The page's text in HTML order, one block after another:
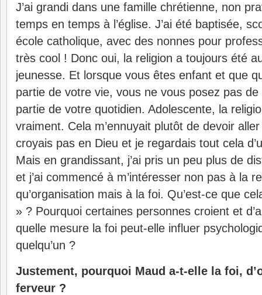
J’ai grandi dans une famille chrétienne, non
temps en temps à l’église. J’ai été baptisée,
école catholique, avec des nonnes pour
très cool ! Donc oui, la religion a toujours été
jeunesse. Et lorsque vous êtes enfant et que
partie de votre vie, vous ne vous posez pas
partie de votre quotidien. Adolescente, la
vraiment. Cela m’ennuyait plutôt de devoir aller
croyais pas en Dieu et je regardais tout cela
Mais en grandissant, j’ai pris un peu plus de
et j’ai commencé à m’intéresser non pas à la
qu’organisation mais à la foi. Qu’est-ce que
» ? Pourquoi certaines personnes croient et
quelle mesure la foi peut-elle influer
quelqu’un ?
Justement, pourquoi Maud a-t-elle la foi,
ferveur ?